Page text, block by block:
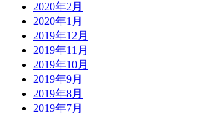
2020年2月
2020年1月
2019年12月
2019年11月
2019年10月
2019年9月
2019年8月
2019年7月